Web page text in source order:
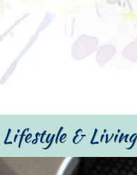
Lifestyle & Living